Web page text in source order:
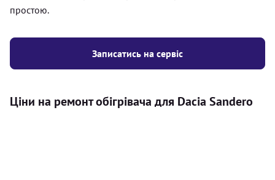
Записатись на сервіс
простою.
Ціни на ремонт обігрівача для Dacia Sandero